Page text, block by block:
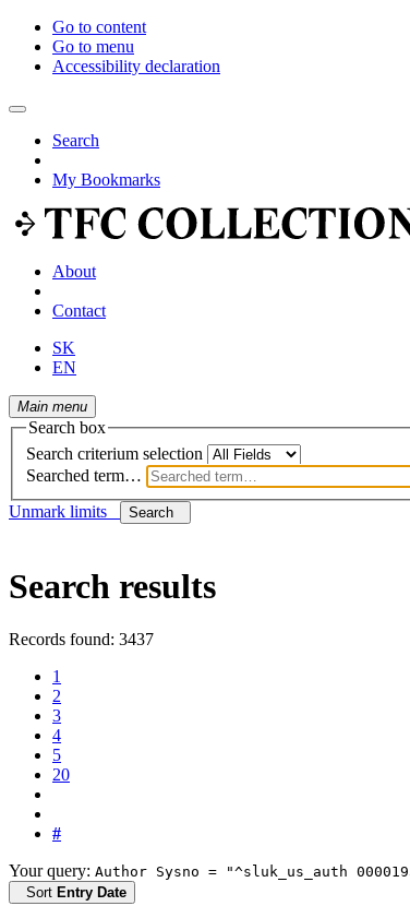
Go to content
Go to menu
Accessibility declaration
Search
My Bookmarks
About
Contact
SK
EN
Main menu
Search box
Search criterium selection
Searched term…
Unmark limits
Search
Search results
Records found: 3437
1
2
3
4
5
20
#
Your query: Author Sysno = "^sluk_us_auth
Sort Entry Date